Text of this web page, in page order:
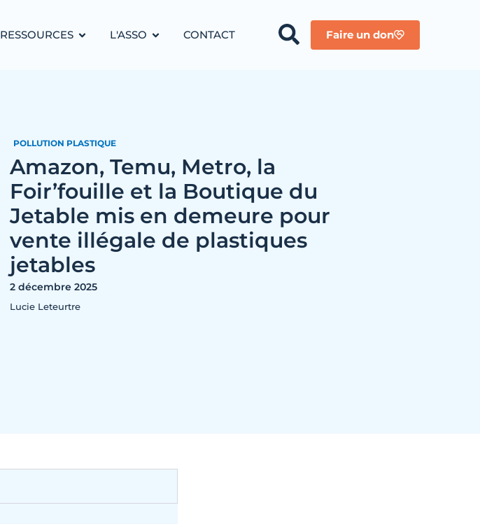
RESSOURCES L'ASSO CONTACT Faire un don
POLLUTION PLASTIQUE
Amazon, Temu, Metro, la
Foir’fouille et la Boutique du
Jetable mis en demeure pour
vente illégale de plastiques
jetables
2 décembre 2025
Lucie Leteurtre